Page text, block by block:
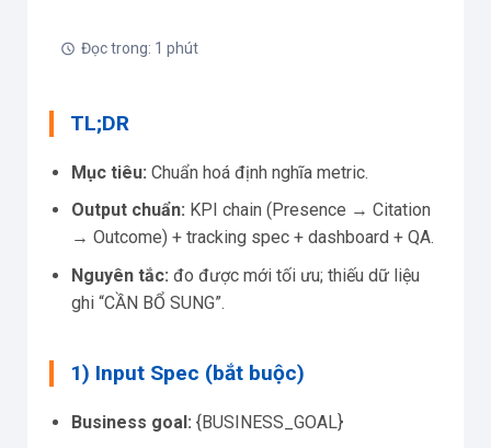
Đọc trong: 1 phút
TL;DR
Mục tiêu: Chuẩn hoá định nghĩa metric.
Output chuẩn: KPI chain (Presence → Citation
→ Outcome) + tracking spec + dashboard + QA.
Nguyên tắc: đo được mới tối ưu; thiếu dữ liệu
ghi “CẦN BỔ SUNG”.
1) Input Spec (bắt buộc)
Business goal: {BUSINESS_GOAL}